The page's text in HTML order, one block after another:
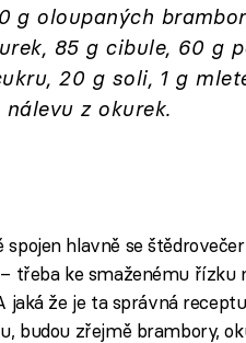
g oloupaných
85 g cibule, 60 g
20 g soli, 1 g
z okurek.
hlavně se
třeba ke smaženému řízku
že je ta správná
budou zřejmě brambory,